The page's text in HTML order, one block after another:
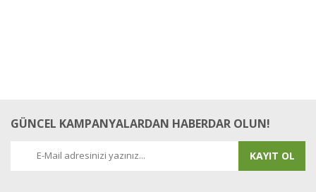
GÜNCEL KAMPANYALARDAN HABERDAR OLUN!
KAYIT OL